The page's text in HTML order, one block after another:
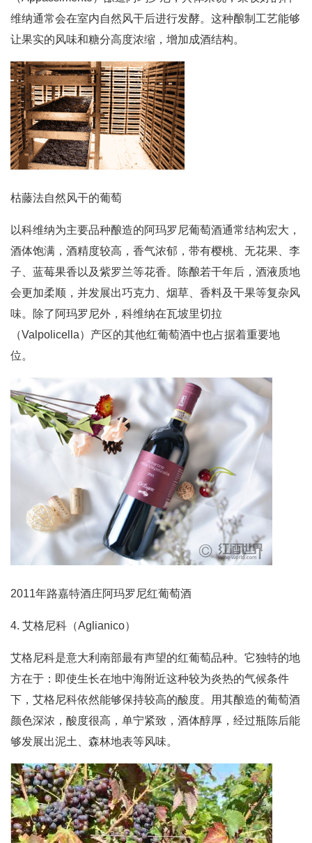
维纳通常会在室内自然风干后进行发酵。这种酿制工艺能够
让果实的风味和糖分高度浓缩，增加成酒结构。
枯藤法自然风干的葡萄
以科维纳为主要品种酿造的阿玛罗尼葡萄酒通常结构宏大，
酒体饱满，酒精度较高，香气浓郁，带有樱桃、无花果、李
子、蓝莓果香以及紫罗兰等花香。陈酿若干年后，酒液质地
会更加柔顺，并发展出巧克力、烟草、香料及干果等复杂风
味。除了阿玛罗尼外，科维纳在瓦坡里切拉
（Valpolicella）产区的其他红葡萄酒中也占据着重要地
位。
2011年路嘉特酒庄阿玛罗尼红葡萄酒
4. 艾格尼科（Aglianico）
艾格尼科是意大利南部最有声望的红葡萄品种。它独特的地
方在于：即使生长在地中海附近这种较为炎热的气候条件
下，艾格尼科依然能够保持较高的酸度。用其酿造的葡萄酒
颜色深浓，酸度很高，单宁紧致，酒体醇厚，经过瓶陈后能
够发展出泥土、森林地表等风味。